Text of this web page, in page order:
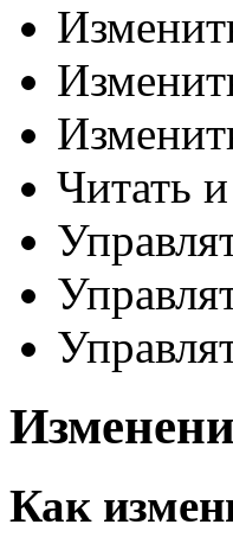
Читать
Как